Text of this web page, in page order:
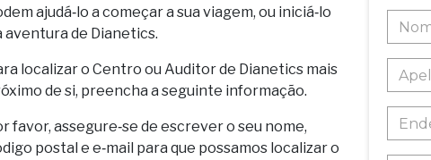
ajudá‑lo a começar a sua viagem, ou iniciá‑lo
aventura de Dianetics.
localizar o Centro ou Auditor de Dianetics mais
de si, preencha a seguinte informação.
favor, assegure‑se de escrever o seu nome,
postal e e‑mail para que possamos localizar o